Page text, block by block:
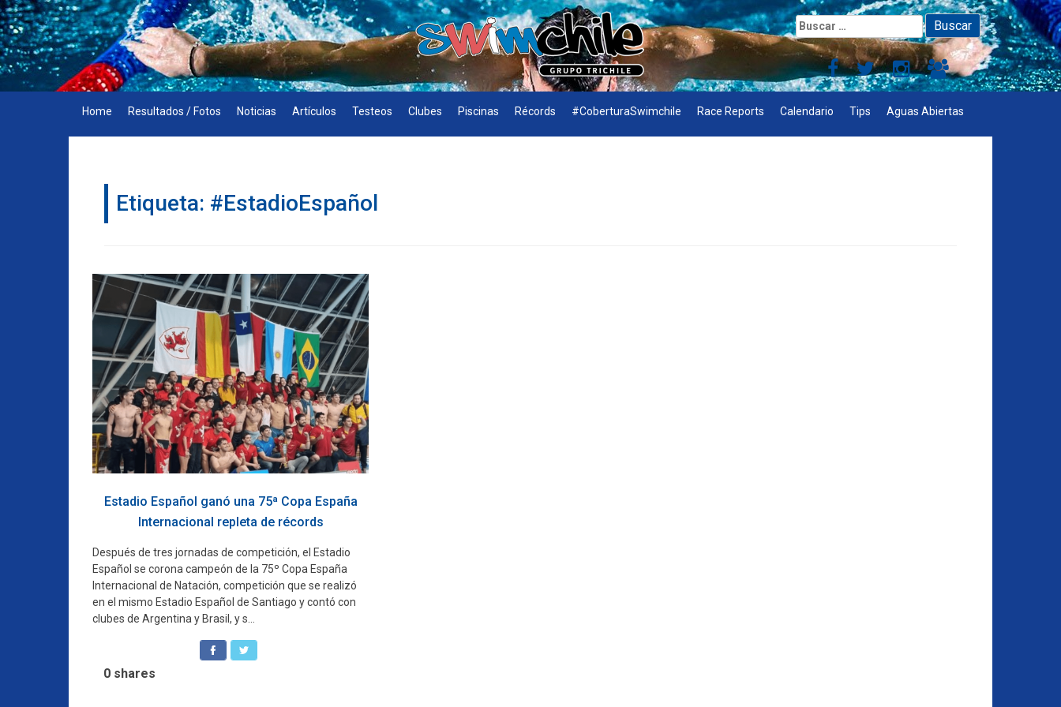
Skip
to
content
Buscar:
Home Resultados / Fotos Noticias Artículos Testeos Clubes Piscinas Récords #CoberturaSwimchile Race Reports Calendario Tips Aguas Abiertas
Etiqueta: #EstadioEspañol
Estadio Español ganó una 75ª Copa España
Internacional repleta de récords
Después de tres jornadas de competición, el Estadio
Español se corona campeón de la 75º Copa España
Internacional de Natación, competición que se realizó
en el mismo Estadio Español de Santiago y contó con
clubes de Argentina y Brasil, y s...
0 shares